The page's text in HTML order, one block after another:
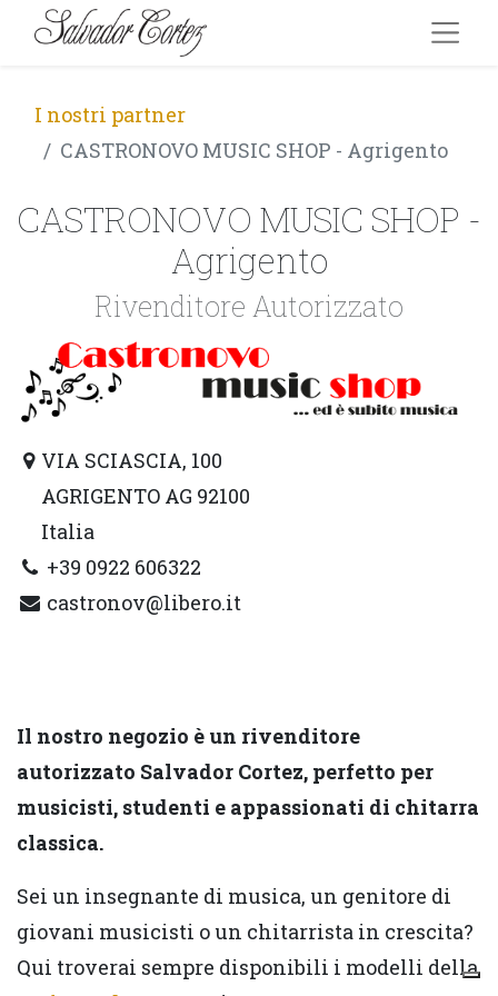
I nostri partner
CASTRONOVO MUSIC SHOP - Agrigento
CASTRONOVO MUSIC SHOP -
Agrigento
Rivenditore Autorizzato
VIA SCIASCIA, 100
AGRIGENTO AG 92100
Italia
+39 0922 606322
castronov@libero.it
Il nostro negozio è un rivenditore
autorizzato Salvador Cortez, perfetto per
musicisti, studenti e appassionati di chitarra
classica.
Sei un insegnante di musica, un genitore di
giovani musicisti o un chitarrista in crescita?
Qui troverai sempre disponibili i modelli della